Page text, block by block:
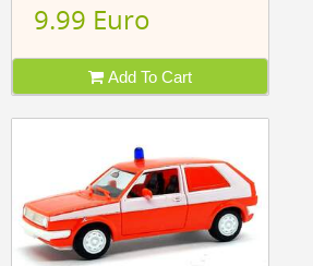
9.99 Euro
Add To Cart